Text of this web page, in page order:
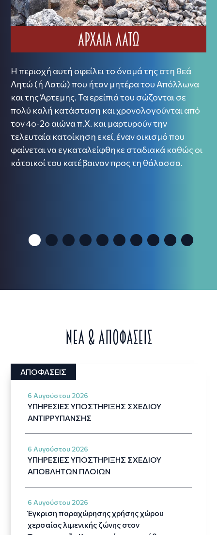
ΑΡΧΑΊΑ ΛΑΤΏ
Η περιοχή αυτή οφείλει το όνομά της στη θεά
Λητώ (ή Λατώ) που ήταν μητέρα του Απόλλωνα
και της Άρτεμης. Τα ερείπιά του σώζονται σε
πολύ καλή κατάσταση και χρονολογούνται από
τον 4ο-2ο αιώνα π.Χ. και μαρτυρούν την
τελευταία κατοίκηση εκεί, έναν οικισμό που
φαίνεται να εγκαταλείφθηκε σταδιακά καθώς οι
κάτοικοί του κατέβαιναν προς τη θάλασσα.
ΝΕΑ & ΑΠΟΦΑΣΕΙΣ
ΑΠΟΦΑΣΕΙΣ
6 Αυγούστου 2026
ΥΠΗΡΕΣΙΕΣ ΥΠΟΣΤΗΡΙΞΗΣ ΣΧΕΔΙΟΥ
ΑΝΤΙΡΡΥΠΑΝΣΗΣ
6 Αυγούστου 2026
ΥΠΗΡΕΣΙΕΣ ΥΠΟΣΤΗΡΙΞΗΣ ΣΧΕΔΙΟΥ
ΑΠΟΒΛΗΤΩΝ ΠΛΟΙΩΝ
6 Αυγούστου 2026
Έγκριση παραχώρησης χρήσης χώρου
χερσαίας λιμενικής ζώνης στον